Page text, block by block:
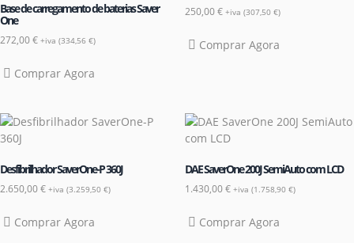
Base de carregamento de baterias Saver
One
272,00€ +iva (334,56 €)
Comprar Agora
250,00€ +iva (307,50 €)
Comprar Agora
Desfibrilhador SaverOne-P 360J
2.650,00€ +iva (3.259,50 €)
Comprar Agora
DAE SaverOne 200J SemiAuto com LCD
1.430,00€ +iva (1.758,90 €)
Comprar Agora